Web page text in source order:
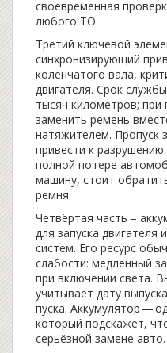
своевременная
любого ТО.
Третий ключевой
синхронизирующий
коленчатого вала,
двигателя. Срок
тысяч километров;
заменить ремень
натяжителем.
привести к разрушению
полной потере
машину, стоит
ремня.
Четвёртая часть –
для запуска двигателя
систем. Его ресурс
слабости: медленный
при включении света.
учитывает дату
пуска. Аккумулятор —
который подскажет,
серьёзной замене авто.